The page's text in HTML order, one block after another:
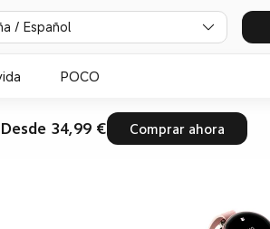
/ Español
POCO
Desde 34,99 € Comprar ahora